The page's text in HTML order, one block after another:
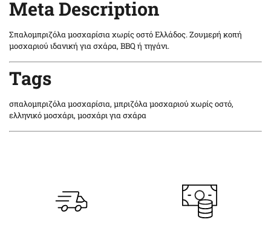
Meta Description
Σπαλομπριζόλα μοσχαρίσια χωρίς οστό Ελλάδος. Ζουμερή κοπή
μοσχαριού ιδανική για σχάρα, BBQ ή τηγάνι.
Tags
σπαλομπριζόλα μοσχαρίσια, μπριζόλα μοσχαριού χωρίς οστό,
ελληνικό μοσχάρι, μοσχάρι για σχάρα